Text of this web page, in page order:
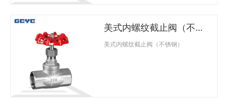
美式内螺纹截止阀（不锈
钢）
美式内螺纹截止阀（不锈钢）